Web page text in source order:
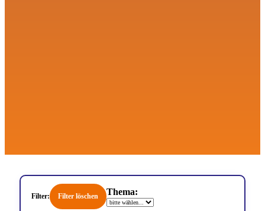
Filter: Thema:
Filter löschen